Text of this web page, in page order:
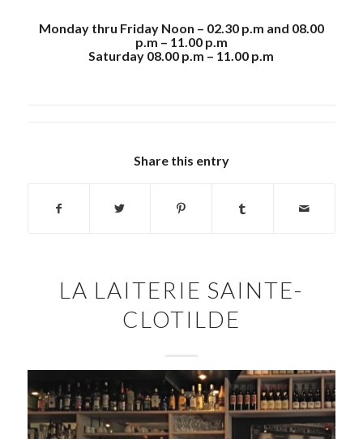
Monday thru Friday Noon – 02.30 p.m and 08.00
p.m – 11.00 p.m
Saturday 08.00 p.m – 11.00 p.m
Share this entry
LA LAITERIE SAINTE-
CLOTILDE